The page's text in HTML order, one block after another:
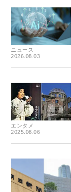
ニュース
2026.08.03
エンタメ
2025.08.06